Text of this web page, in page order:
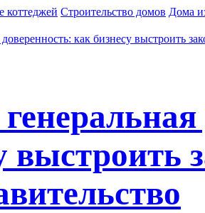
коттеджей Строительство домов Дома
выстроить